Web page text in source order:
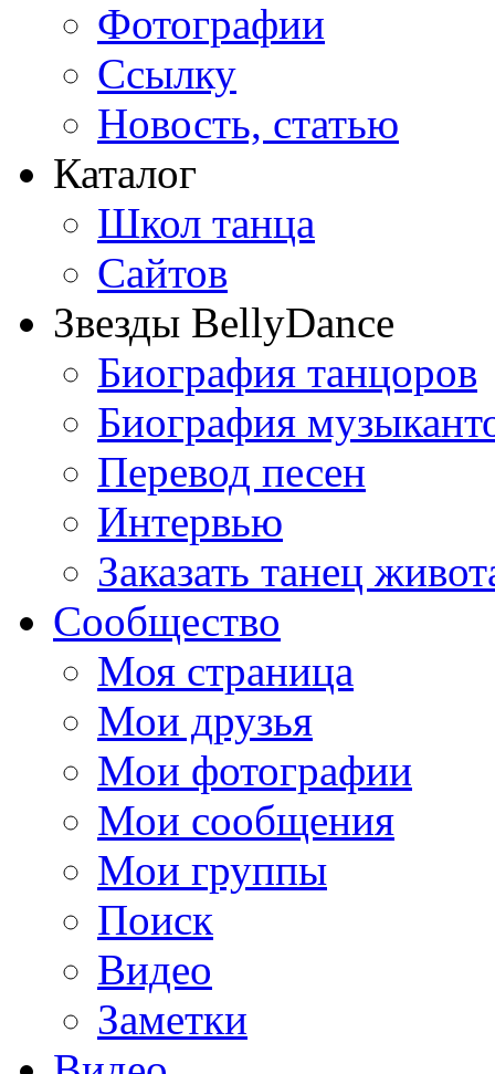
Фотографии
Ссылку
Новость, статью
Каталог
Школ танца
Сайтов
Звезды BellyDance
Биография танцоров
Биография
Перевод песен
Интервью
Заказать танец
Сообщество
Моя страница
Мои друзья
Мои фотографии
Мои сообщения
Мои группы
Поиск
Видео
Заметки